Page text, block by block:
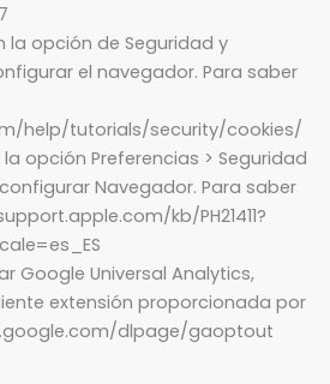
la opción de Seguridad y
el navegador. Para saber
help/tutorials/security/cookies/
la opción Preferencias > Seguridad
Navegador. Para saber
kb/PH21411?
Google Universal Analytics,
extensión proporcionada por
dlpage/gaoptout